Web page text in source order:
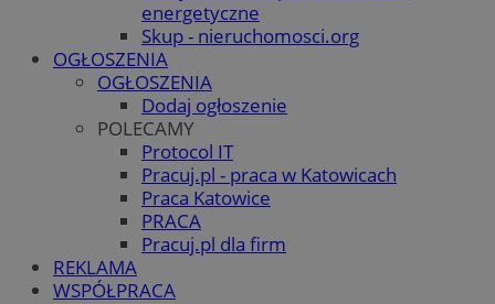
energetyczne
Skup - nieruchomosci.org
OGŁOSZENIA
OGŁOSZENIA
Dodaj ogłoszenie
POLECAMY
Protocol IT
Pracuj.pl - praca w Katowicach
Praca Katowice
PRACA
Pracuj.pl dla firm
REKLAMA
WSPÓŁPRACA